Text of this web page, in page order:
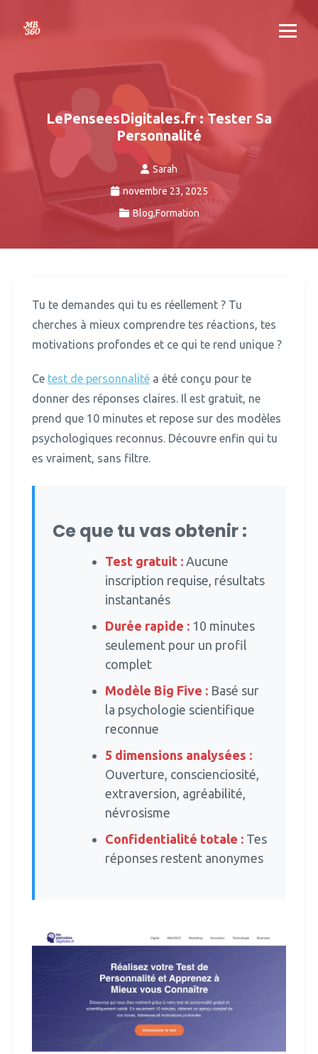
LePenseesDigitales.fr : Tester Sa
Personnalité
Sarah
novembre 23, 2025
Blog,Formation
Tu te demandes qui tu es réellement ? Tu
cherches à mieux comprendre tes réactions, tes
motivations profondes et ce qui te rend unique ?
Ce test de personnalité a été conçu pour te
donner des réponses claires. Il est gratuit, ne
prend que 10 minutes et repose sur des modèles
psychologiques reconnus. Découvre enfin qui tu
es vraiment, sans filtre.
Ce que tu vas obtenir :
Test gratuit : Aucune
inscription requise, résultats
instantanés
Durée rapide : 10 minutes
seulement pour un profil
complet
Modèle Big Five : Basé sur
la psychologie scientifique
reconnue
5 dimensions analysées :
Ouverture, conscienciosité,
extraversion, agréabilité,
névrosisme
Confidentialité totale : Tes
réponses restent anonymes